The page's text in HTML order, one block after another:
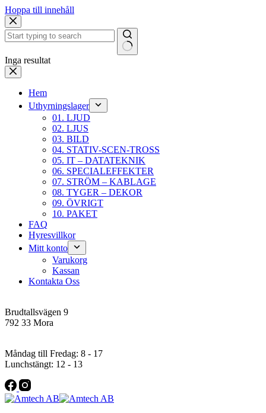
Hoppa till innehåll
Inga resultat
Hem
Uthyrningslager
01. LJUD
02. LJUS
03. BILD
04. STATIV-SCEN-TROSS
05. IT – DATATEKNIK
06. SPECIALEFFEKTER
07. STRÖM – KABLAGE
08. TYGER – DEKOR
09. ÖVRIGT
10. PAKET
FAQ
Hyresvillkor
Mitt konto
Varukorg
Kassan
Kontakta Oss
Brudtallsvägen 9
792 33 Mora
Måndag till Fredag: 8 - 17
Lunchstängt: 12 - 13